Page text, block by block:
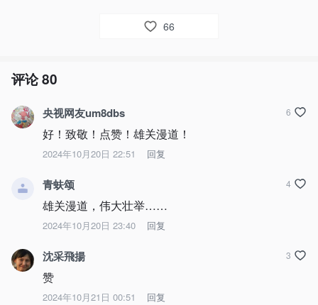
66
评论80
央视网友um8dbs
好！致敬！点赞！雄关漫道！
2024年10月20日 22:51 回复
6
青蚨颂
雄关漫道，伟大壮举……
2024年10月20日 23:40 回复
4
沈采飛揚
赞
2024年10月21日 00:51 回复
3